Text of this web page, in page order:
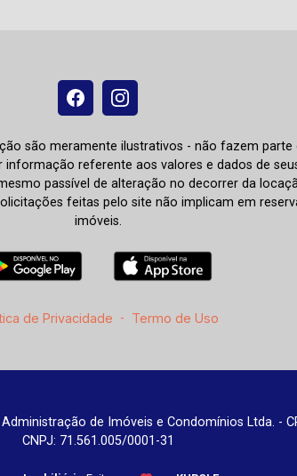
são meramente ilustrativos - não fazem
referente aos valores e dados de
passível de alteração no decorrer da
feitas pelo site não implicam em
imóveis.
de Privacidade - Termo de Uso
de Imóveis e Condomínios Ltda. -
CNPJ: 71.561.005/0001-31